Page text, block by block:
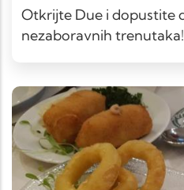
Otkrijte Due i dopustite
nezaboravnih trenutaka!